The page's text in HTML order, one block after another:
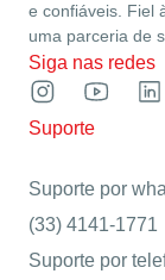
e confiáveis. Fiel
uma parceria de
Siga nas redes
Suporte
Suporte por
(33) 4141-1771
Suporte por